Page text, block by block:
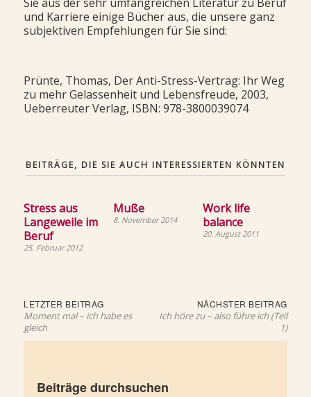
und Karriere einige Bücher aus, die unsere ganz
subjektiven Empfehlungen für Sie sind:
Prünte, Thomas, Der Anti-Stress-Vertrag: Ihr Weg
zu mehr Gelassenheit und Lebensfreude, 2003,
Ueberreuter Verlag, ISBN: 978-3800039074
BEITRÄGE, DIE SIE AUCH INTERESSIERTEN KÖNNTEN
Stress aus
Langeweile im
Beruf
25. Februar 2012
Muße
8. November 2014
Work life
balance
20. August 2011
Beitragsnavigation
LETZTER BEITRAGLetzter
Beitrag:
Moment mal – ich habe es
gleich
NÄCHSTER BEITRAG
Ich höre zu – also führe ich (Teil
1)
Beiträge durchsuchen